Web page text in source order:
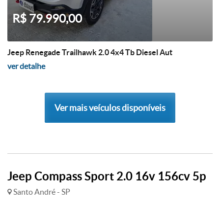
R$ 79.990,00
Jeep Renegade Trailhawk 2.0 4x4 Tb Diesel Aut
ver detalhe
Ver mais veículos disponíveis
Jeep Compass Sport 2.0 16v 156cv 5p
Santo André - SP